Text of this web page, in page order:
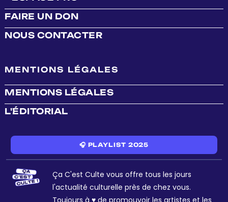
FAIRE UN DON
NOUS CONTACTER
MENTIONS LÉGALES
MENTIONS LÉGALES
L'ÉDITORIAL
🎧 PLAYLIST 2025
Ça C'est Culte vous offre tous les jours
l'actualité culturelle près de chez vous.